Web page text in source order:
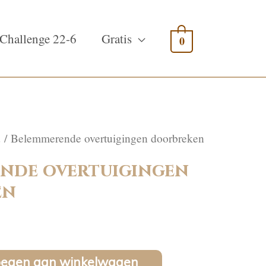
Challenge 22-6 Gratis 0
/ Belemmerende overtuigingen doorbreken
overtuigingen
aan winkelwagen